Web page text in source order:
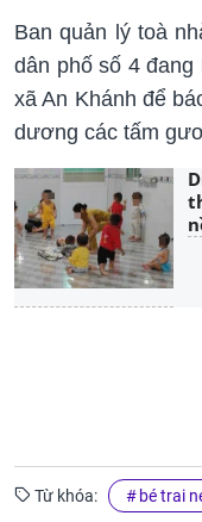
Ban quản lý toà
dân phố số 4
xã An Khánh để
dương các tấm
Từ khóa: bé trai